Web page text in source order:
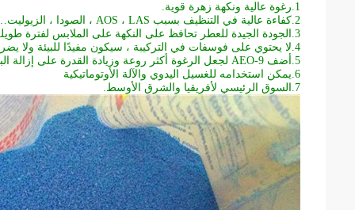
1. رغوة عالية ونكهة زهرة قوية.
2. كفاءة عالية في التنظيف بسبب AOS ، LAS ، الصودا ، الزيوليت….
3. الجودة الجيدة للعطر تحافظ على النكهة على الملابس لفترة
4. لا يحتوي على فوسفات في التركيبة ، سيكون مفيدًا للبيئة ولا
5. أضف AEO-9 لجعل الرغوة أكثر روعة وزيادة القدرة على إزالة البقع.
6. يمكن استخدامه للغسيل اليدوي والآلة الأوتوماتيكية
7.
السوق الرئيسي لأفريقيا والشرق الأوسط.